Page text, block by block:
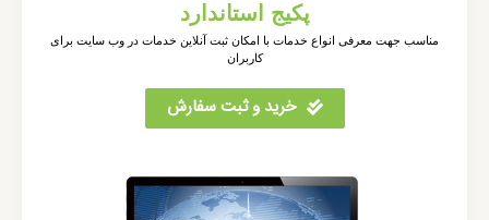
پکیج استاندارد
مناسب جهت معرفی انواع خدمات با امکان ثبت آنلاین خدمات در وب سایت برای
کاربران
خرید و ثبت سفارش